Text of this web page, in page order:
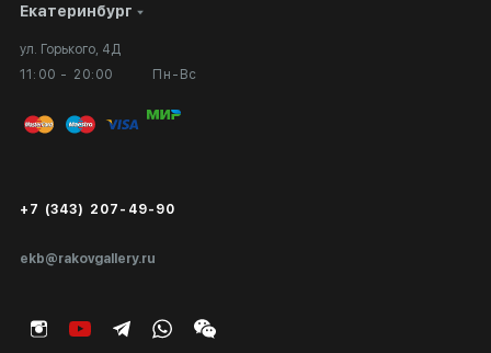
Екатеринбург
ул. Горького, 4Д
11:00 - 20:00
Пн-Вс
ekb@rakovgallery.ru
+7 (343) 207-49-90
Личный кабинет
Вопросы и ответы
Публичная оферта
Экспертиза/Вывоз за границу
Подарочные сертификаты
Сотрудничество
Выставка в галерее